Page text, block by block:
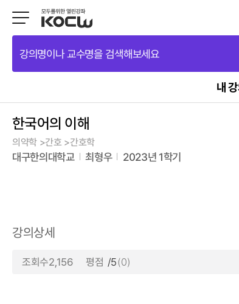
강의명이나 교수명을 검색해보세요
내
한국어의 이해
의약학 >간호 >간호학
대구한의대학교 최형우 2023년 1학기
강의상세
조회수2,156 평점 /5(0)